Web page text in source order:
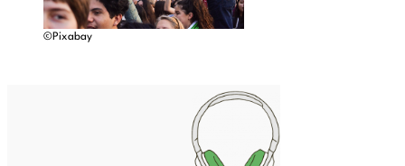
©Pixabay